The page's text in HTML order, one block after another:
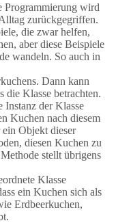
Programmierung wird
zurückgegriffen.
die zwar helfen,
aber diese Beispiele
wandeln. So auch in
Dann kann
die Klasse betrachten.
Instanz der Klasse
Kuchen nach diesem
Objekt dieser
diesen Kuchen zu
stellt übrigens
Klasse
ein Kuchen sich als
Erdbeerkuchen,